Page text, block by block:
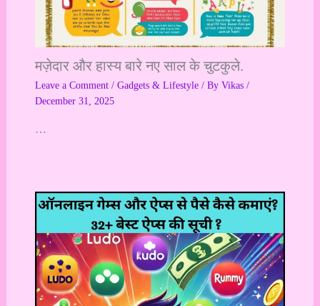
मज़ेदार और हास्य बारे नए साल के चुटकुले.
Leave a Comment / Gadgets & Lifestyle/ By Vikas /
December 31, 2025
…